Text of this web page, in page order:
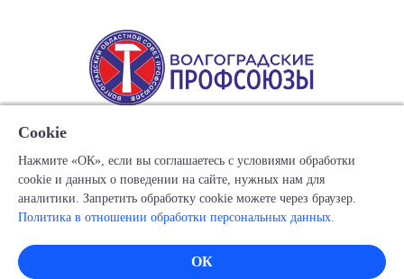
Copyright © 1917-2025 Союз организаций профсоюзов
"Волгоградский областной Совет профессиональных
Все права защищены.
Cookie
Нажмите «ОК», если вы соглашаетесь с условиями обработки
cookie и данных о поведении на сайте, нужных нам для
аналитики. Запретить обработку cookie можете через браузер.
Политика в отношении обработки персональных данных.
ОК